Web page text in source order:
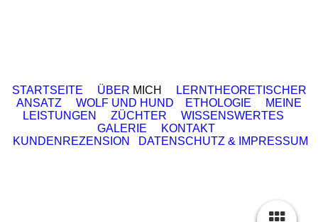
STARTSEITE ÜBER MICH
LERNTHEORETISCHER
ANSATZ
WOLF UND HUND ETHOLOGIE
MEINE
LEISTUNGEN
ZÜCHTER
WISSENSWERTES
GALERIE
KONTAKT
KUNDENREZENSION
DATENSCHUTZ & IMPRESSUM